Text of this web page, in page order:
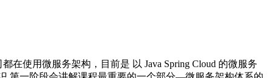
在使用微服务架构，目前是 以 Java Spring Cloud 的微服务